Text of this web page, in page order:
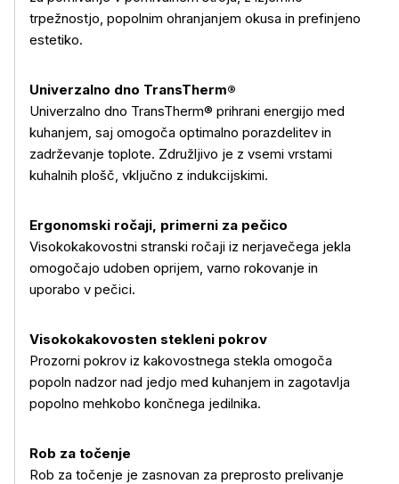
trpežnostjo, popolnim ohranjanjem okusa in prefinjeno
estetiko.
Univerzalno dno TransTherm®
Univerzalno dno TransTherm® prihrani energijo med
kuhanjem, saj omogoča optimalno porazdelitev in
zadrževanje toplote. Združljivo je z vsemi vrstami
kuhalnih plošč, vključno z indukcijskimi.
Ergonomski ročaji, primerni za pečico
Visokokakovostni stranski ročaji iz nerjavečega jekla
omogočajo udoben oprijem, varno rokovanje in
uporabo v pečici.
Visokokakovosten stekleni pokrov
Prozorni pokrov iz kakovostnega stekla omogoča
popoln nadzor nad jedjo med kuhanjem in zagotavlja
popolno mehkobo končnega jedilnika.
Rob za točenje
Rob za točenje je zasnovan za preprosto prelivanje